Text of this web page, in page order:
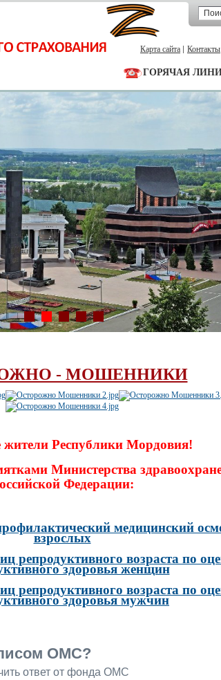
Карта сайта Контакты
ГОРЯЧАЯ
- МОШЕННИКИ
Республики Мордовия!
Министерства
Федерации:
медицинский
взрослых
репродуктивного возраста по
здоровья женщин
репродуктивного возраста по
здоровья мужчин
ОМС?
ответ от фонда ОМС